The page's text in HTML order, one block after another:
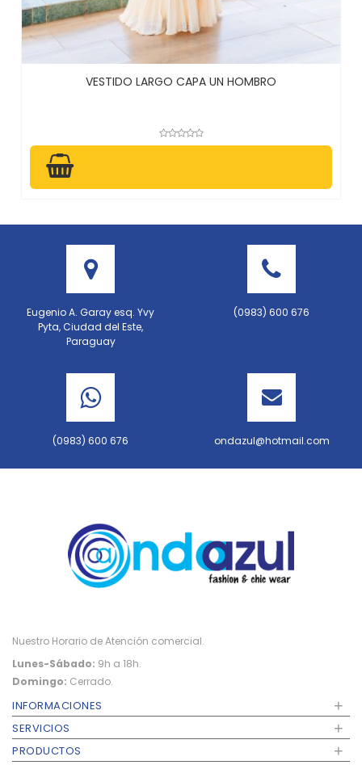
VESTIDO LARGO CAPA UN HOMBRO
Eugenio A. Garay esq. Yvy
Pyta, Ciudad del Este,
Paraguay
(0983) 600 676
(0983) 600 676 ondazul@hotmail.com
Nuestro Horario de Atención comercial.
Lunes-Sábado: 9h a 18h.
Domingo: Cerrado.
INFORMACIONES +
SERVICIOS +
PRODUCTOS +